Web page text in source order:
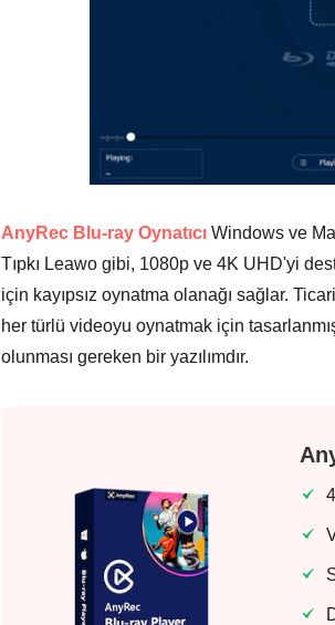
AnyRec Blu-ray Oynatıcı Windows ve
Tıpkı Leawo gibi, 1080p ve 4K UHD'yi
için kayıpsız oynatma olanağı sağlar.
her türlü videoyu oynatmak için
olunması gereken bir yazılımdır.